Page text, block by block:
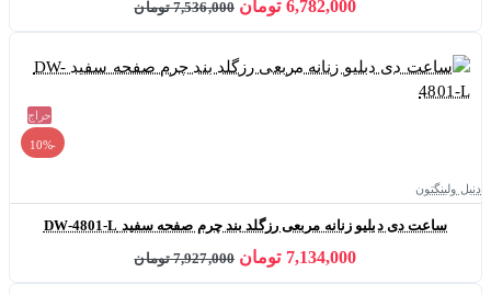
6,782,000 تومان 7,536,000 تومان
حراج
-10%
دنیل ولینگتون
ساعت دی دبلیو زنانه مربعی رزگلد بند چرم صفحه سفید DW-4801-L
7,134,000 تومان 7,927,000 تومان